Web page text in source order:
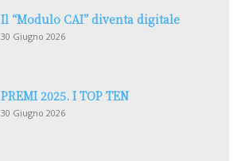
Il “Modulo CAI” diventa digitale
30 Giugno 2026
PREMI 2025. I TOP TEN
30 Giugno 2026